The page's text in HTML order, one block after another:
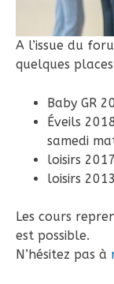
A l’issue du
quelques
Baby GR
Éveils
samedi
loisirs
loisirs
Les cours
est possible.
N’hésitez pas à